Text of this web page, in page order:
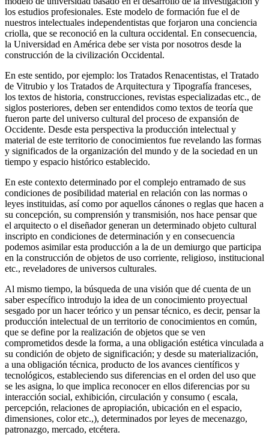
los estudios profesionales. Este modelo de formación fue el de
nuestros intelectuales independentistas que forjaron una conciencia
criolla, que se reconoció en la cultura occidental. En consecuencia,
la Universidad en América debe ser vista por nosotros desde la
construcción de la civilización Occidental.
En este sentido, por ejemplo: los Tratados Renacentistas, el Tratado
de Vitrubio y los Tratados de Arquitectura y Tipografía franceses,
los textos de historia, construcciones, revistas especializadas etc., de
siglos posteriores, deben ser entendidos como textos de teoría que
fueron parte del universo cultural del proceso de expansión de
Occidente. Desde esta perspectiva la producción intelectual y
material de este territorio de conocimientos fue revelando las formas
y significados de la organización del mundo y de la sociedad en un
tiempo y espacio histórico establecido.
En este contexto determinado por el complejo entramado de sus
condiciones de posibilidad material en relación con las normas o
leyes instituidas, así como por aquellos cánones o reglas que hacen a
su concepción, su comprensión y transmisión, nos hace pensar que
el arquitecto o el diseñador generan un determinado objeto cultural
inscripto en condiciones de determinación y en consecuencia
podemos asimilar esta producción a la de un demiurgo que participa
en la construcción de objetos de uso corriente, religioso, institucional
etc., reveladores de universos culturales.
Al mismo tiempo, la búsqueda de una visión que dé cuenta de un
saber específico introdujo la idea de un conocimiento proyectual
sesgado por un hacer teórico y un pensar técnico, es decir, pensar la
producción intelectual de un territorio de conocimientos en común,
que se define por la realización de objetos que se ven
comprometidos desde la forma, a una obligación estética vinculada a
su condición de objeto de significación; y desde su materialización,
a una obligación técnica, producto de los avances científicos y
tecnológicos, estableciendo sus diferencias en el orden del uso que
se les asigna, lo que implica reconocer en ellos diferencias por su
interacción social, exhibición, circulación y consumo ( escala,
percepción, relaciones de apropiación, ubicación en el espacio,
dimensiones, color etc.,), determinados por leyes de mecenazgo,
patronazgo, mercado, etcétera.